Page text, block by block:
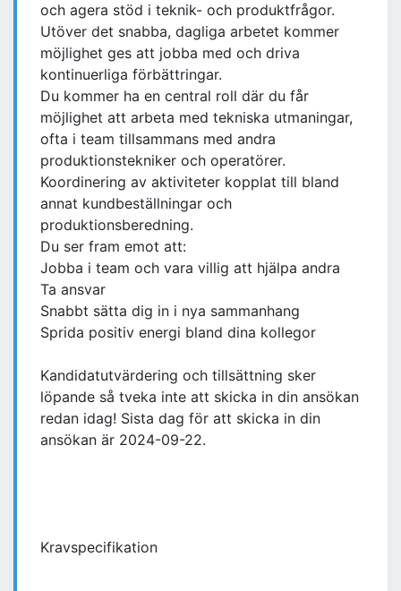
och agera stöd i teknik- och produktfrågor.
Utöver det snabba, dagliga arbetet kommer
möjlighet ges att jobba med och driva
kontinuerliga förbättringar.
Du kommer ha en central roll där du får
möjlighet att arbeta med tekniska utmaningar,
ofta i team tillsammans med andra
produktionstekniker och operatörer.
Koordinering av aktiviteter kopplat till bland
annat kundbeställningar och
produktionsberedning.
Du ser fram emot att:
Jobba i team och vara villig att hjälpa andra
Ta ansvar
Snabbt sätta dig in i nya sammanhang
Sprida positiv energi bland dina kollegor
Kandidatutvärdering och tillsättning sker
löpande så tveka inte att skicka in din ansökan
redan idag! Sista dag för att skicka in din
ansökan är 2024-09-22.
Kravspecifikation